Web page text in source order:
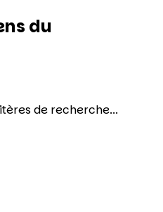
du
de recherche...